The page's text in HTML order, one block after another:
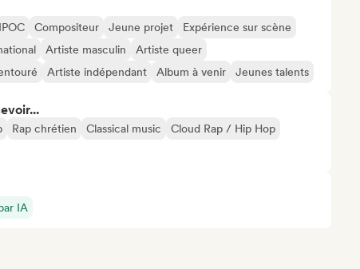
Compositeur Jeune projet
Expérience sur scène
Artiste masculin
Artiste queer
Artiste indépendant Album à venir Jeunes talents
Rap chrétien Classical music
Cloud Rap / Hip Hop
IA